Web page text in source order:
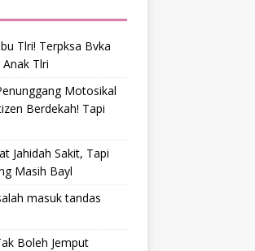
Tlri! Terpksa Bvka
Tlri
Motosikal
Berdekah! Tapi
Jahidah Sakit, Tapi
Masih Bayl
masuk tandas
Boleh Jemput